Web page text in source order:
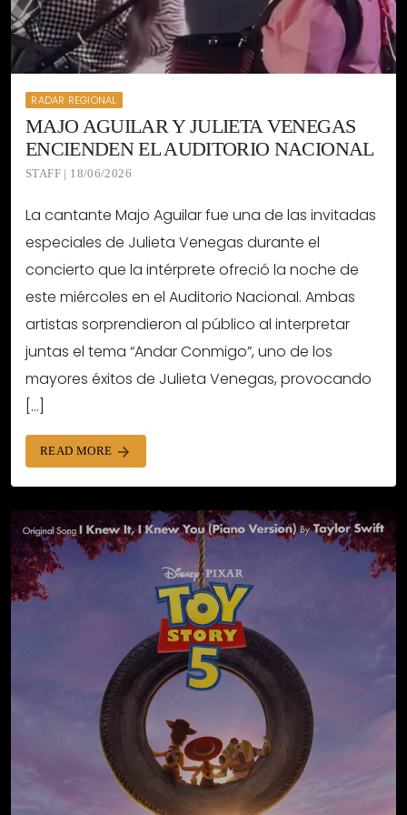
RADAR REGIONAL
MAJO AGUILAR Y JULIETA VENEGAS
ENCIENDEN EL AUDITORIO NACIONAL
STAFF | 18/06/2026
La cantante Majo Aguilar fue una de las invitadas
especiales de Julieta Venegas durante el
concierto que la intérprete ofreció la noche de
este miércoles en el Auditorio Nacional. Ambas
artistas sorprendieron al público al interpretar
juntas el tema “Andar Conmigo”, uno de los
mayores éxitos de Julieta Venegas, provocando
[…]
READ MORE arrow_forward